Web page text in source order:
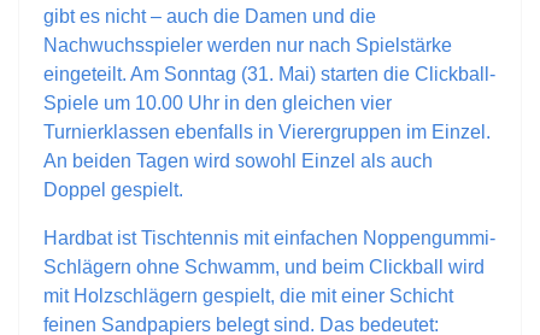
gibt es nicht – auch die Damen und die
Nachwuchsspieler werden nur nach Spielstärke
eingeteilt. Am Sonntag (31. Mai) starten die Clickball-
Spiele um 10.00 Uhr in den gleichen vier
Turnierklassen ebenfalls in Vierergruppen im Einzel.
An beiden Tagen wird sowohl Einzel als auch
Doppel gespielt.
Hardbat ist Tischtennis mit einfachen Noppengummi-
Schlägern ohne Schwamm, und beim Clickball wird
mit Holzschlägern gespielt, die mit einer Schicht
feinen Sandpapiers belegt sind. Das bedeutet: